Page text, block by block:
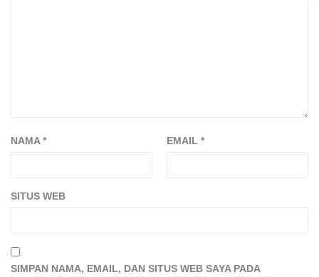
NAMA* EMAIL *
SITUS WEB
SIMPAN NAMA, EMAIL, DAN SITUS WEB SAYA PADA